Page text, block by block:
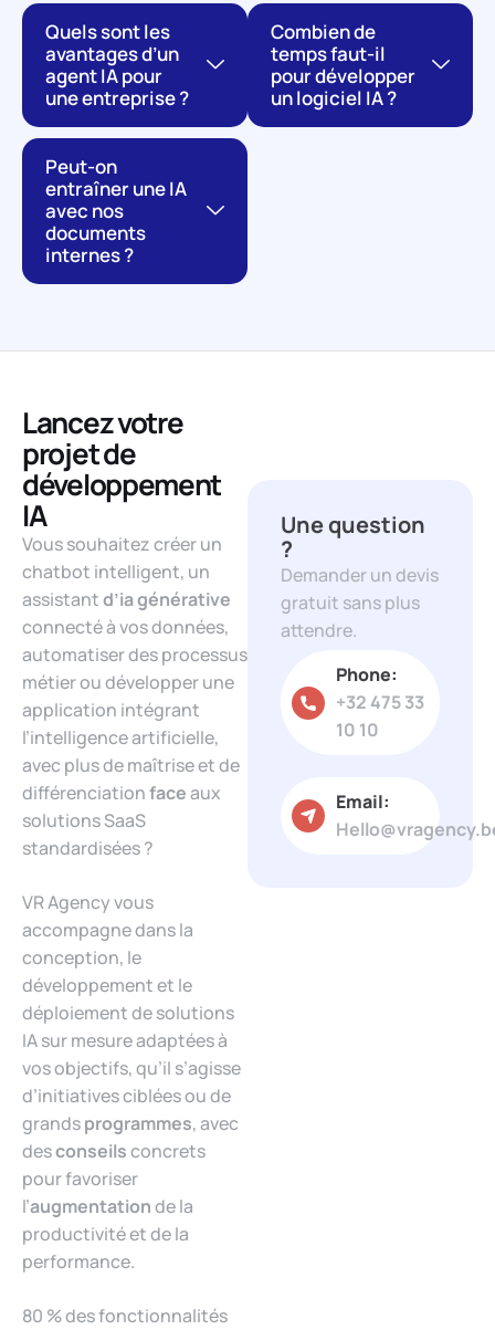
Quels sont les
avantages d’un
agent IA pour
une entreprise ?
Peut-on
entraîner une IA
avec nos
documents
internes ?
Combien de
temps faut-il
pour développer
un logiciel IA ?
Lancez votre
projet de
développement
IA
Vous souhaitez créer un
chatbot intelligent, un
assistantd’ia générative
connecté à vos données,
automatiser des processus
métier ou développer une
application intégrant
l’intelligence artificielle,
avec plus de maîtrise et de
différenciationfaceaux
solutions SaaS
standardisées ?
VR Agency vous
accompagne dans la
conception, le
développement et le
déploiement de solutions
IA sur mesure adaptées à
vos objectifs, qu’il s’agisse
d’initiatives ciblées ou de
grandsprogrammes, avec
desconseilsconcrets
pour favoriser
l’augmentationde la
productivité et de la
performance.
80 % des fonctionnalités
gratuit sans plus
attendre.
Phone:
+32 475 33
Email: